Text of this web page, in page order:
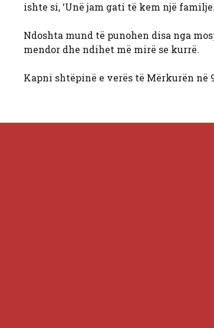
ishte si, ‘Unë jam gati të kem një
Ndoshta mund të punohen disa nga
mendor dhe ndihet më mirë se kurrë.
Kapni shtëpinë e verës të Mërkurën në